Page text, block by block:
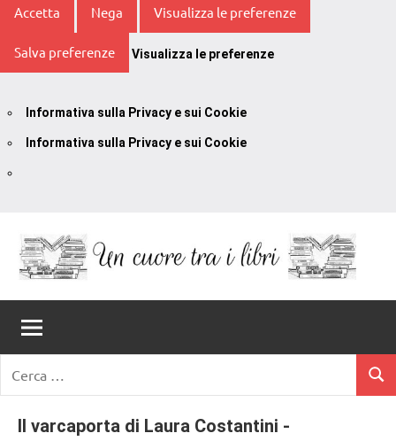
Accetta Nega Visualizza le preferenze
Salva preferenze Visualizza le preferenze
Informativa sulla Privacy e sui Cookie
Informativa sulla Privacy e sui Cookie
contenuto
Un
Cuore
Tra
I
romanzi
romance
e
non
solo.
per:
Il varcaporta di Laura Costantini -